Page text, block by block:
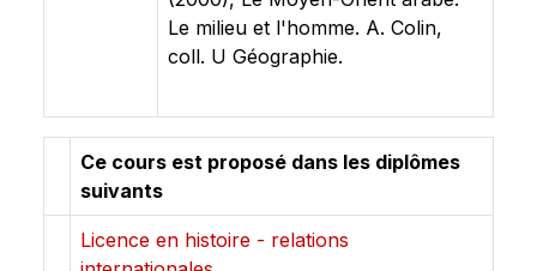
Le milieu et l'homme. A. Colin,
coll. U Géographie.
Ce cours est proposé dans les diplômes
suivants
Licence en histoire - relations